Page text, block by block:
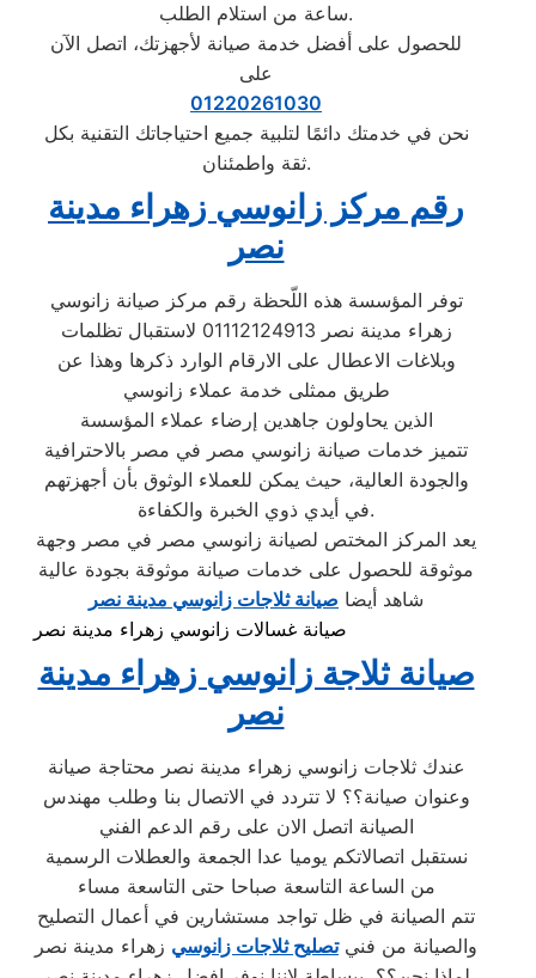
ساعة من استلام الطلب.
للحصول على أفضل خدمة صيانة لأجهزتك، اتصل الآن
على
01220261030
نحن في خدمتك دائمًا لتلبية جميع احتياجاتك التقنية بكل
ثقة واطمئنان.
رقم مركز زانوسي زهراء مدينة
نصر
توفر المؤسسة هذه اللّحظة رقم مركز صيانة زانوسي
زهراء مدينة نصر 01112124913 لاستقبال تظلمات
وبلاغات الاعطال على الارقام الوارد ذكرها وهذا عن
طريق ممثلى خدمة عملاء زانوسي
الذين يحاولون جاهدين إرضاء عملاء المؤسسة
تتميز خدمات صيانة زانوسي مصر في مصر بالاحترافية
والجودة العالية، حيث يمكن للعملاء الوثوق بأن أجهزتهم
في أيدي ذوي الخبرة والكفاءة.
يعد المركز المختص لصيانة زانوسي مصر في مصر وجهة
موثوقة للحصول على خدمات صيانة موثوقة بجودة عالية
شاهد أيضا صيانة ثلاجات زانوسي مدينة نصر
صيانة غسالات زانوسي زهراء مدينة نصر
صيانة ثلاجة زانوسي زهراء مدينة
نصر
عندك ثلاجات زانوسي زهراء مدينة نصر محتاجة صيانة
وعنوان صيانة؟؟ لا تتردد في الاتصال بنا وطلب مهندس
الصيانة اتصل الان على رقم الدعم الفني
نستقبل اتصالاتكم يوميا عدا الجمعة والعطلات الرسمية
من الساعة التاسعة صباحا حتى التاسعة مساء
تتم الصيانة في ظل تواجد مستشارين في أعمال التصليح
والصيانة من فنيتصليح ثلاجات زانوسي زهراء مدينة نصر